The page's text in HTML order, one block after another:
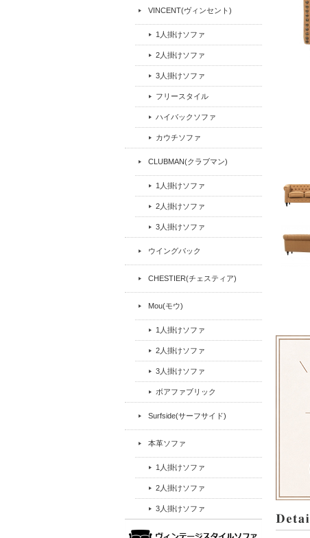
VINCENT(ヴィンセント)
1人掛けソファ
2人掛けソファ
3人掛けソファ
フリースタイル
ハイバックソファ
カウチソファ
CLUBMAN(クラブマン)
1人掛けソファ
2人掛けソファ
3人掛けソファ
ウイングバック
CHESTIER(チェスティア)
Mou(モウ)
1人掛けソファ
2人掛けソファ
3人掛けソファ
ボアファブリック
Surfside(サーフサイド)
本革ソファ
1人掛けソファ
2人掛けソファ
3人掛けソファ